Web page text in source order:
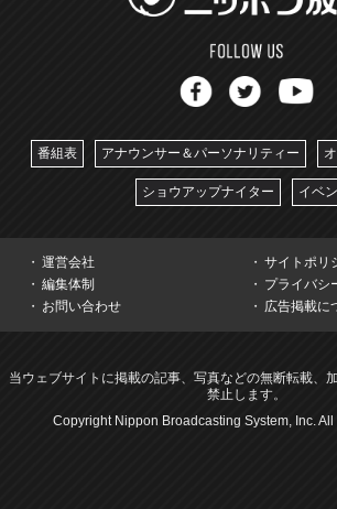
番組表 アナウンサー＆パーソナリティー
ショウアップナイター イベ
運営会社
サイトポリ
編集体制
プライバシ
お問い合わせ
広告掲載に
当ウェブサイトに掲載の記事、写真などの無断転載、
禁止します。
Copyright Nippon Broadcasting System, Inc. All